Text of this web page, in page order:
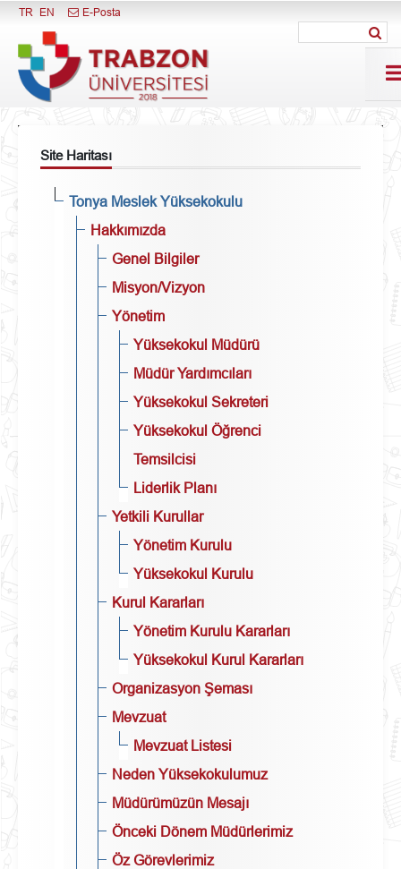
Menüyü Kapat
TR EN E-Posta
Site Haritası
Tonya Meslek Yüksekokulu
Hakkımızda
Genel Bilgiler
Misyon/Vizyon
Yönetim
Yüksekokul Müdürü
Müdür Yardımcıları
Yüksekokul Sekreteri
Yüksekokul Öğrenci
Temsilcisi
Liderlik Planı
Yetkili Kurullar
Yönetim Kurulu
Yüksekokul Kurulu
Kurul Kararları
Yönetim Kurulu Kararları
Yüksekokul Kurul Kararları
Organizasyon Şeması
Mevzuat
Mevzuat Listesi
Neden Yüksekokulumuz
Müdürümüzün Mesajı
Önceki Dönem Müdürlerimiz
Öz Görevlerimiz